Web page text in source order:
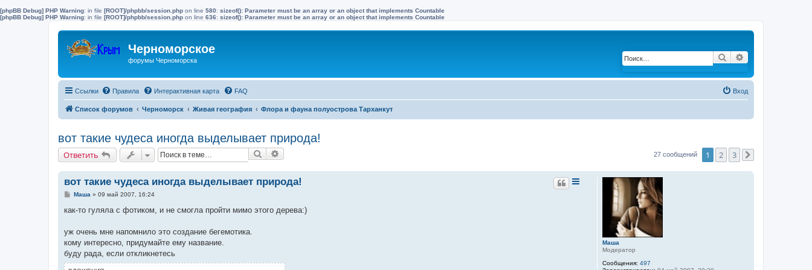
[phpBB Debug] PHP Warning: in file [ROOT]/phpbb/session.php on line 580: sizeof(): Parameter must be an array or an object that implements Countable
[phpBB Debug] PHP Warning: in file [ROOT]/phpbb/session.php on line 636: sizeof(): Parameter must be an array or an object that implements Countable
Черноморское
форумы Черноморска Поиск
Ссылки Правила Интерактивная карта FAQ Вход
Список форумов Черноморск Живая география Флора и фауна полуострова Тарханкут
вот такие чудеса иногда выделывает природа!
Ответить Поиск 27 сообщений 1 2 3
Маша
Модератор
Сообщения: 497
вот такие чудеса иногда выделывает природа!
С
о
е
и
е
Маша » 09 май 2007, 16:24
как-то гуляла с фотиком, и не смогла пройти мимо этого дерева:)
уж очень мне напомнило это создание бегемотика.
кому интересно, придумайте ему название.
буду рада, если откликнетесь